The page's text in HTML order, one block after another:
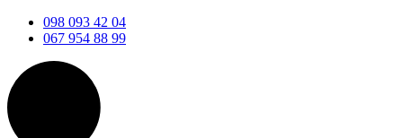
098 093 42 04
067 954 88 99